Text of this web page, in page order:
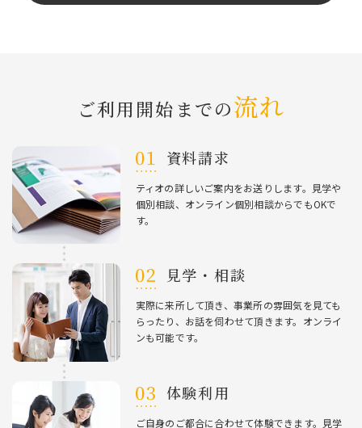
ご利⽤開始までの流れ
資料請求
ティオの詳しいご案内をお送りします。⾒学や
個別相談、オンライン個別相談からでもOKで
す。
⾒学・相談
実際に来所して頂き、事業所の雰囲気を⾒ても
らったり、お話を伺わせて頂きます。オンライ
ンも可能です。
体験利⽤
ご⾃⾝のご都合に合わせて体験できます。⾒学